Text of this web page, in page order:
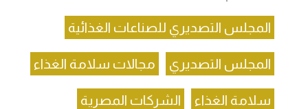
المجلس التصديري للصناعات الغذائية
المجلس التصديري مجالات سلامة الغذاء
سلامة الغذاء الشركات المصرية